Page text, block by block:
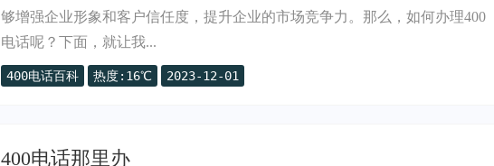
够增强企业形象和客户信任度，提升企业的市场竞争力。那么，如何办理400
电话呢？下面，就让我...
400电话百科 热度:16℃ 2023-12-01
400电话那里办